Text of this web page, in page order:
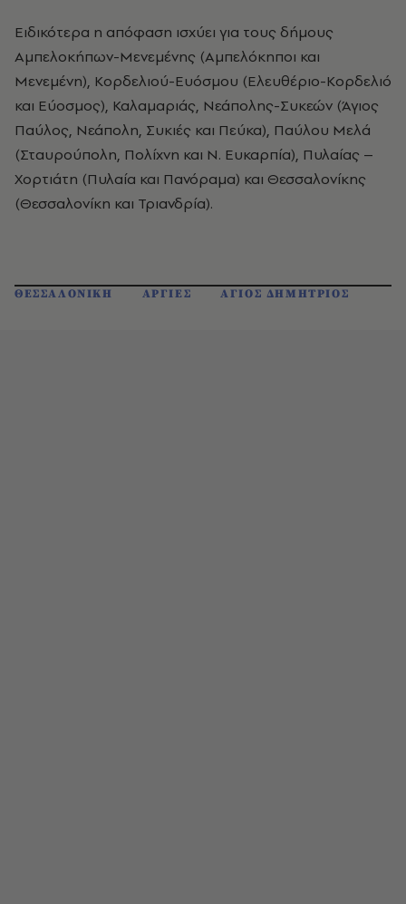
Ειδικότερα η απόφαση ισχύει για τους δήμους
Αμπελοκήπων-Μενεμένης (Αμπελόκηποι και
Μενεμένη), Κορδελιού-Ευόσμου (Ελευθέριο-Κορδελιό
και Εύοσμος), Καλαμαριάς, Νεάπολης-Συκεών (Άγιος
Παύλος, Νεάπολη, Συκιές και Πεύκα), Παύλου Μελά
(Σταυρούπολη, Πολίχνη και Ν. Ευκαρπία), Πυλαίας –
Χορτιάτη (Πυλαία και Πανόραμα) και Θεσσαλονίκης
(Θεσσαλονίκη και Τριανδρία).
ΘΕΣΣΑΛΟΝΙΚΗ ΑΡΓΙΕΣ ΑΓΙΟΣ ΔΗΜΗΤΡΙΟΣ